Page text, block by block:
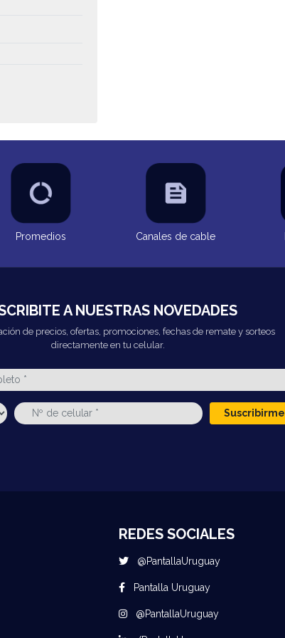
Promedios Canales de cable
A NUESTRAS NOVEDADES
de precios, ofertas, promociones, fechas de remate y sorteos
directamente en tu celular.
Suscribirme
REDES SOCIALES
@PantallaUruguay
Pantalla Uruguay
@PantallaUruguay